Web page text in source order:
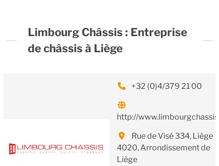
Limbourg Châssis : Entreprise
de châssis à Liège
+32 (0)4/379 21 00
http://
Rue de Visé 334, Liège
4020, Arrondissement de
Liège